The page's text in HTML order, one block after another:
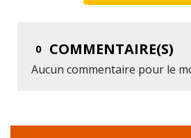
0 COMMENTAIRE(S)
Aucun commentaire pour le